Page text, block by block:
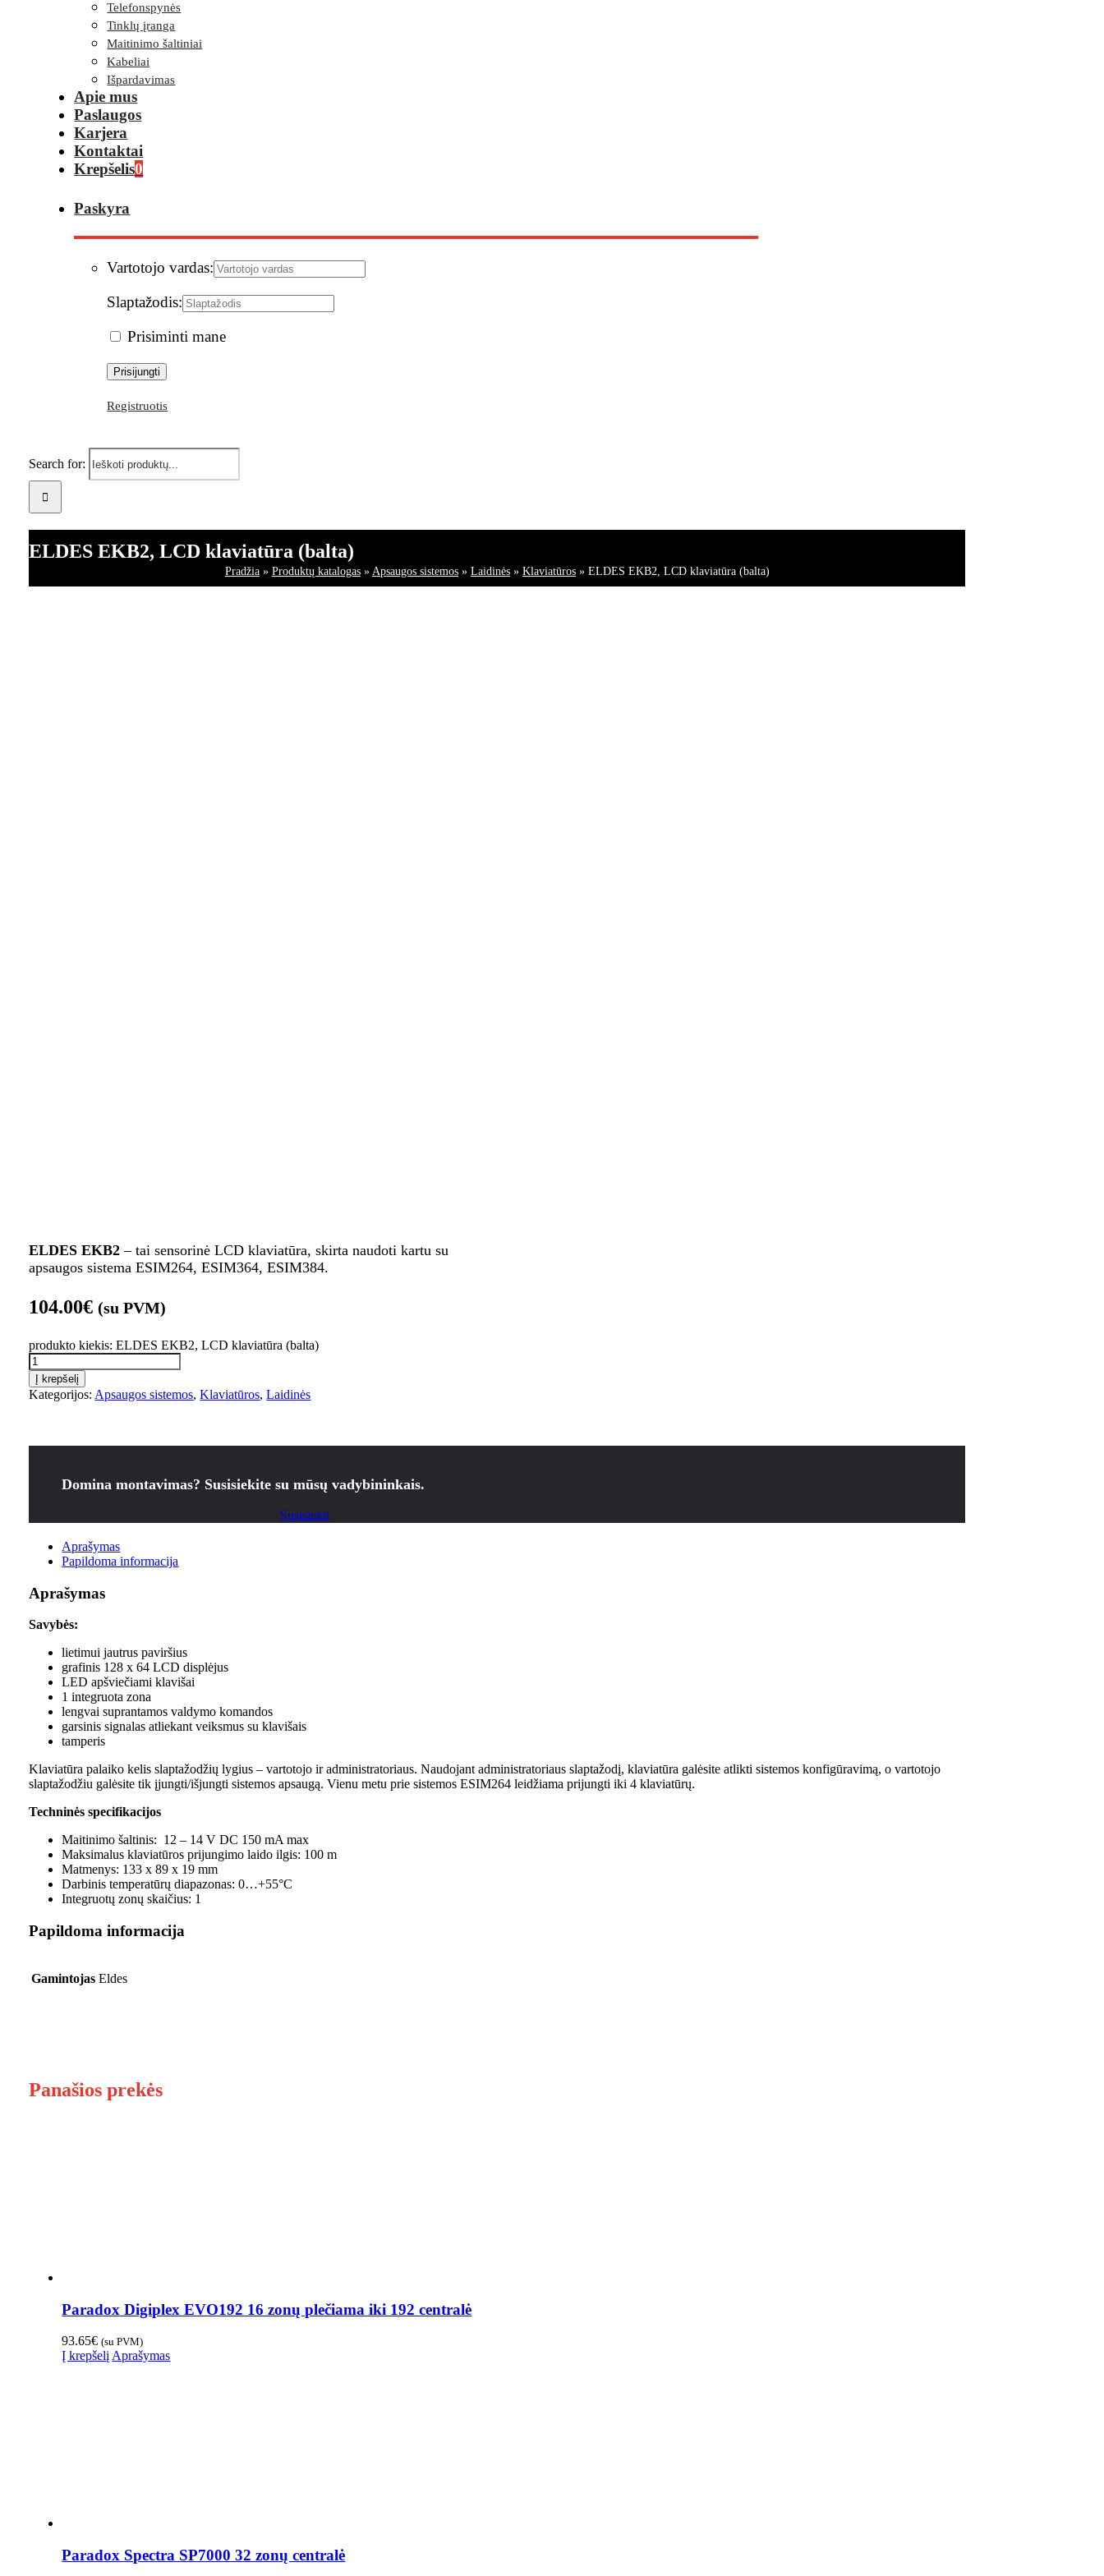
Telefonspynės
Tinklų įranga
Maitinimo šaltiniai
Kabeliai
Išpardavimas
Apie mus
Paslaugos
Karjera
Kontaktai
Krepšelis0
Paskyra
Vartotojo vardas:
Slaptažodis:
Prisiminti mane
Registruotis
Search for:
ELDES EKB2, LCD klaviatūra (balta)
Pradžia» Produktų katalogas» Apsaugos sistemos» Laidinės» Klaviatūros» ELDES EKB2, LCD klaviatūra (balta)
ELDES EKB2 – tai sensorinė LCD klaviatūra, skirta naudoti kartu su
apsaugos sistema ESIM264, ESIM364, ESIM384.
104.00€ (su PVM)
produkto kiekis: ELDES EKB2, LCD klaviatūra (balta)
Į krepšelį
Kategorijos: Apsaugos sistemos,Klaviatūros,Laidinės
Domina montavimas? Susisiekite su mūsų vadybininkais.
Susisiekti
Aprašymas
Papildoma informacija
Aprašymas
Savybės:
lietimui jautrus paviršius
grafinis 128 x 64 LCD displėjus
LED apšviečiami klavišai
1 integruota zona
lengvai suprantamos valdymo komandos
garsinis signalas atliekant veiksmus su klavišais
tamperis
Klaviatūra palaiko kelis slaptažodžių lygius – vartotojo ir administratoriaus. Naudojant administratoriaus slaptažodį, klaviatūra galėsite atlikti sistemos konfigūravimą, o vartotojo
slaptažodžiu galėsite tik įjungti/išjungti sistemos apsaugą. Vienu metu prie sistemos ESIM264 leidžiama prijungti iki 4 klaviatūrų.
Techninės specifikacijos
Maitinimo šaltinis: 12 – 14 V DC 150 mA max
Maksimalus klaviatūros prijungimo laido ilgis: 100 m
Matmenys: 133 x 89 x 19 mm
Darbinis temperatūrų diapazonas: 0…+55°C
Integruotų zonų skaičius: 1
Papildoma informacija
Gamintojas Eldes
Panašios prekės
Paradox Digiplex EVO192 16 zonų plečiama iki 192 centralė
93.65€ (su PVM)
Į krepšelį Aprašymas
Paradox Spectra SP7000 32 zonų centralė